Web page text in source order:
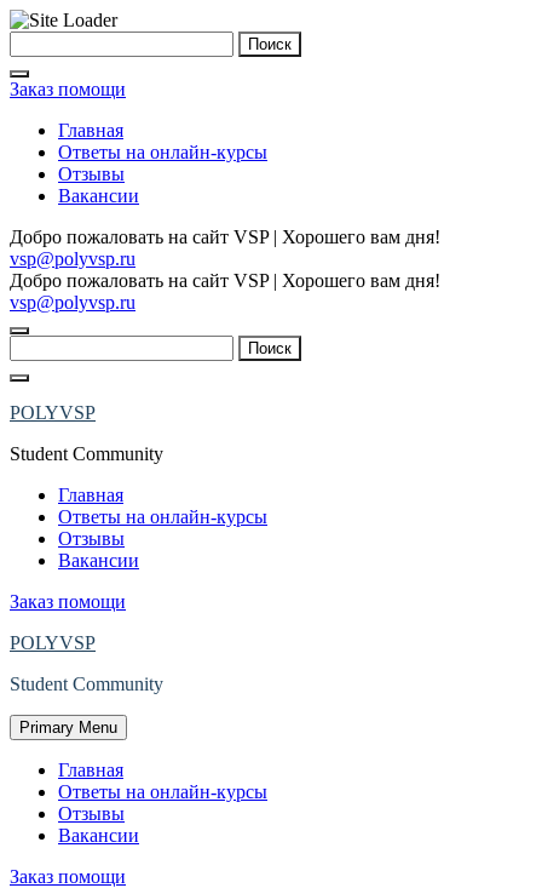
to
content
Заказ помощи
Главная
Ответы на онлайн-курсы
Отзывы
Вакансии
Добро пожаловать на сайт VSP | Хорошего вам дня!
vsp@polyvsp.ru
Добро пожаловать на сайт VSP | Хорошего вам дня!
vsp@polyvsp.ru
POLYVSP
Student Community
Главная
Ответы на онлайн-курсы
Отзывы
Вакансии
Заказ помощи
POLYVSP
Student Community
Primary Menu
Главная
Ответы на онлайн-курсы
Отзывы
Вакансии
Заказ помощи